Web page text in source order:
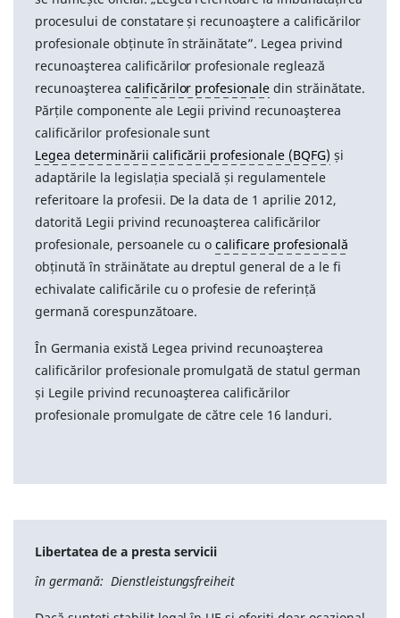
procesului de constatare și recunoaştere a calificărilor
profesionale obținute în străinătate”. Legea privind
recunoaşterea calificărilor profesionale reglează
recunoaşterea calificărilor profesionale din străinătate.
Părțile componente ale Legii privind recunoaşterea
calificărilor profesionale sunt
Legea determinării calificării profesionale (BQFG) și
adaptările la legislația specială și regulamentele
referitoare la profesii. De la data de 1 aprilie 2012,
datorită Legii privind recunoaşterea calificărilor
profesionale, persoanele cu ocalificare profesională
obținută în străinătate au dreptul general de a le fi
echivalate calificările cu o profesie de referință
germană corespunzătoare.
În Germania există Legea privind recunoaşterea
calificărilor profesionale promulgată de statul german
și Legile privind recunoaşterea calificărilor
profesionale promulgate de către cele 16 landuri.
Libertatea de a presta servicii
în germană: Dienstleistungsfreiheit